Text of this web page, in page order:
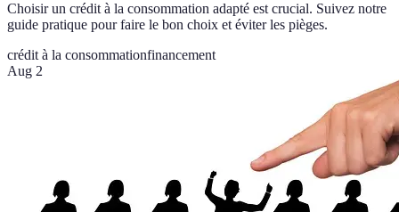
Choisir un crédit à la consommation adapté est crucial. Suivez notre
guide pratique pour faire le bon choix et éviter les pièges.
crédit à la consommationfinancement
Aug 2